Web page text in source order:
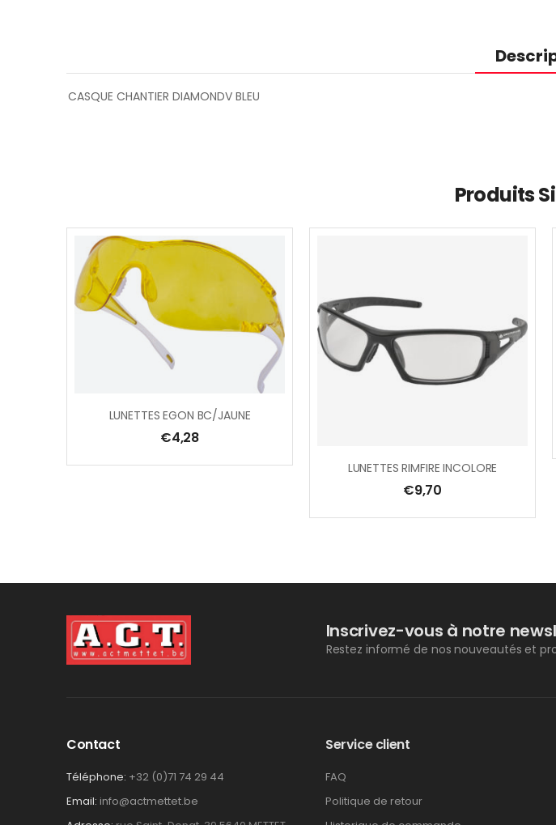
CASQUE CHANTIER DIAMONDV BLEU
Produits
LUNETTES EGON BC/JAUNE
€4,28
LUNETTES RIMFIRE INCOLORE
€9,70
Inscrivez-vous à notre
Restez informé de nos nouveautés et
Contact
Téléphone: +32 (0)71 74 29 44
Email: info@actmettet.be
Service client
FAQ
Politique de retour